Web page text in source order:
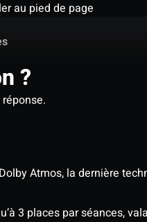
au pied de page
?
Atmos, la dernière
3 places par séances,